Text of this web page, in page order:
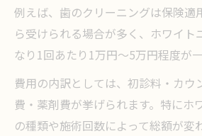
例えば、歯のクリーニングは保険適
ら受けられる場合が多く、ホワイト
なり1回あたり1万円〜5万円程度が一
費用の内訳としては、初診料・カウ
費・薬剤費が挙げられます。特にホ
の種類や施術回数によって総額が変